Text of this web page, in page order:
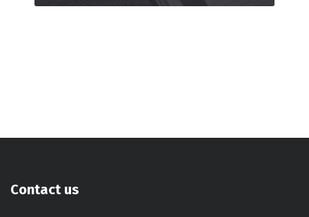
Contact us